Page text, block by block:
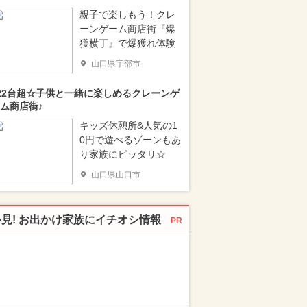
親子で楽しもう！クレ
ーンゲーム商店街『爆
獲横丁』で爆獲れ体験
山口県宇部市
台超☆子供と一緒に楽しめるクレーンゲ
商店街♪
キッズ休憩所&人気の1
0円で遊べるゾーンもあ
り家族にピッタリ☆
山口県山口市
! お出かけ家族にイチオシ情報 PR